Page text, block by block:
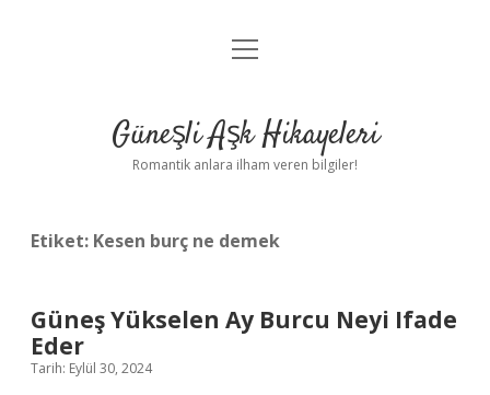
Anasayfa
Yasal Uyarı
menüyü
Güneşli Aşk Hikayeleri
Romantik anlara ilham veren bilgiler!
Etiket: Kesen burç ne demek
Güneş Yükselen Ay Burcu Neyi Ifade
Eder
Tarih: Eylül 30, 2024